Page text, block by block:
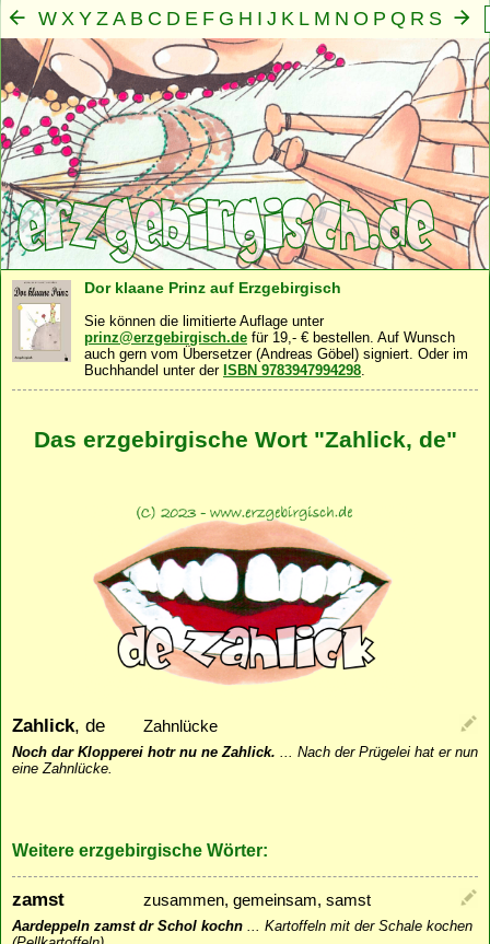
W X Y Z A B C D E F G H I J K L M N O P Q R S
T U V
Mensch·Seele·Geist·Familie·Gemeinschaft
Dor klaane Prinz auf Erzgebirgisch
Sie können die limitierte Auflage unter
prinz@erzgebirgisch.de für 19,- € bestellen. Auf Wunsch
auch gern vom Übersetzer (Andreas Göbel) signiert. Oder im
Buchhandel unter der ISBN 9783947994298.
Das erzgebirgische Wort "Zahlick, de"
Zahlick, de Zahnlücke
Noch dar Klopperei hotr nu ne Zahlick.
Nach der Prügelei hat er nun
eine Zahnlücke.
Weitere erzgebirgische Wörter:
zamst zusammen, gemeinsam, samst
Aardeppeln zamst dr Schol kochn ... Kartoffeln mit der Schale kochen